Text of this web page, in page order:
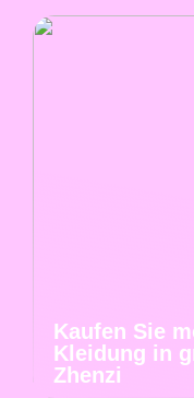
Kaufen Sie
Kleidung in
Zhenzi